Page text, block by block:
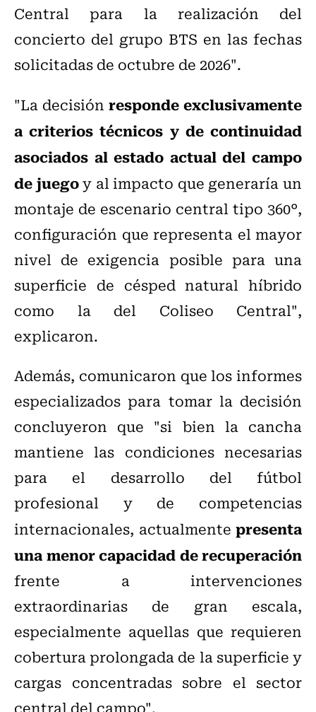
Central para la realización del
concierto del grupo BTS en las fechas
solicitadas de octubre de 2026".
"La decisión responde exclusivamente
a criterios técnicos y de continuidad
asociados al estado actual del campo
de juegoy al impacto que generaría un
montaje de escenario central tipo 360°,
configuración que representa el mayor
nivel de exigencia posible para una
superficie de césped natural híbrido
como la del Coliseo Central",
explicaron.
Además, comunicaron que los informes
especializados para tomar la decisión
concluyeron que "si bien la cancha
mantiene las condiciones necesarias
para el desarrollo del fútbol
profesional y de competencias
internacionales, actualmente presenta
una menor capacidad de recuperación
frente a intervenciones
extraordinarias de gran escala,
especialmente aquellas que requieren
cobertura prolongada de la superficie y
cargas concentradas sobre el sector
central del campo".